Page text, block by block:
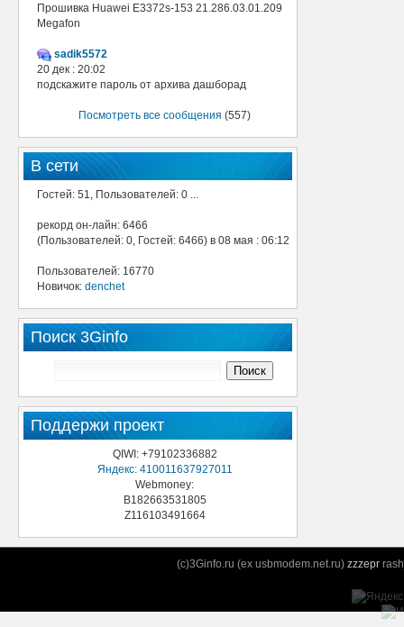
Прошивка Huawei E3372s-153 21.286.03.01.209
Megafon
sadik5572
20 дек : 20:02
подскажите пароль от архива дашборад
Посмотреть все сообщения (557)
В сети
Гостей: 51, Пользователей: 0 ...
рекорд он-лайн: 6466
(Пользователей: 0, Гостей: 6466) в 08 мая : 06:12
Пользователей: 16770
Новичок: denchet
Поиск 3Ginfo
Поддержи проект
QIWI: +79102336882
Яндекс: 410011637927011
Webmoney:
B182663531805
Z116103491664
(c)3Ginfo.ru (ex usbmodem.net.ru) zzzepr